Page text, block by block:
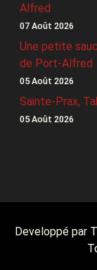
Alfred
07 Août 2026
Une petite
de Port-Alfred
05 Août 2026
Sainte-Prax,
05 Août 2026
Developpé par